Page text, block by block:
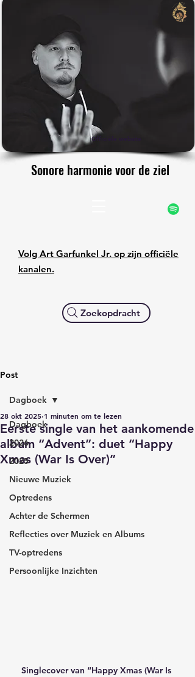
Sonore harmonie voor de ziel
Sonore harmonie voor de ziel
Officiële website
Zoekopdracht
Volg Art Garfunkel Jr. op zijn officiële
kanalen.
Post
Dagboek
2026
2025
Nieuwe Muziek
Optredens
Achter de Schermen
Reflecties over Muziek en Albums
TV-optredens
Persoonlijke Inzichten
Dagboek
Eerste single van het aankomende
album “Advent”: duet “Happy
Xmas (War Is Over)”
28 okt 2025 1 minuten om te lezen
Singlecover van “Happy Xmas (War Is